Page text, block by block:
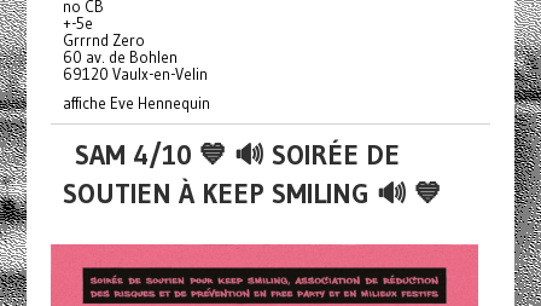
no CB
+-5e
Grrrnd Zero
60 av. de Bohlen
69120 Vaulx-en-Velin
affiche Eve Hennequin
SAM 4/10 💙 🔊 SOIRÉE DE
SOUTIEN À KEEP SMILING 🔊 💙